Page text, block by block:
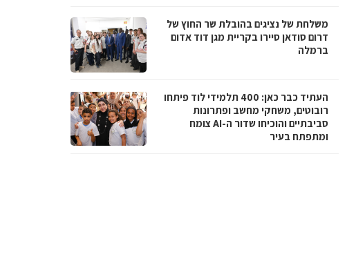
משלחת של נציגים בהובלת שר החוץ של
דרום סודאן סיירו בקריית מגן דוד אדום
ברמלה
העתיד כבר כאן: 400 תלמידי לוד פיתחו
רובוטים, משחקי מחשב ופתרונות
סביבתיים והוכיחו שדור ה-AI צומח
ומתפתח בעיר